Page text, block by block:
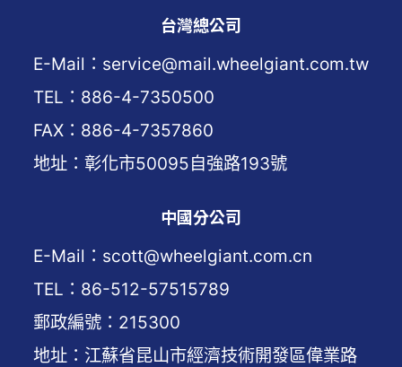
台灣總公司
E-Mail：service@mail.wheelgiant.com.tw
TEL：886-4-7350500
FAX：886-4-7357860
地址：彰化市50095自強路193號
中國分公司
E-Mail：scott@wheelgiant.com.cn
TEL：86-512-57515789
郵政編號：215300
地址：江蘇省昆山市經濟技術開發區偉業路